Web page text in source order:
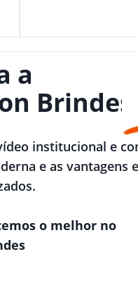
a
Brindes
institucional e
e as vantagens
o melhor no